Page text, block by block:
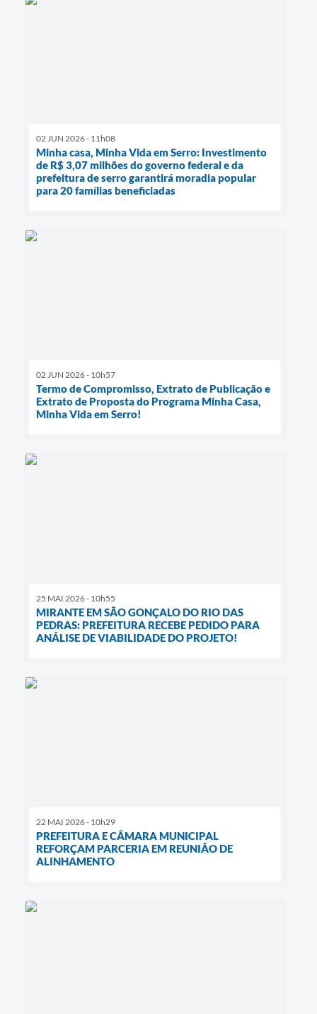
02 JUN 2026 - 11h08
Minha casa, Minha Vida em Serro: Investimento
de R$ 3,07 milhões do governo federal e da
prefeitura de serro garantirá moradia popular
para 20 famílias beneficiadas
02 JUN 2026 - 10h57
Termo de Compromisso, Extrato de Publicação e
Extrato de Proposta do Programa Minha Casa,
Minha Vida em Serro!
25 MAI 2026 - 10h55
MIRANTE EM SÃO GONÇALO DO RIO DAS
PEDRAS: PREFEITURA RECEBE PEDIDO PARA
ANÁLISE DE VIABILIDADE DO PROJETO!
22 MAI 2026 - 10h29
PREFEITURA E CÂMARA MUNICIPAL
REFORÇAM PARCERIA EM REUNIÃO DE
ALINHAMENTO